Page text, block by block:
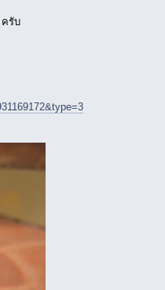
รับ